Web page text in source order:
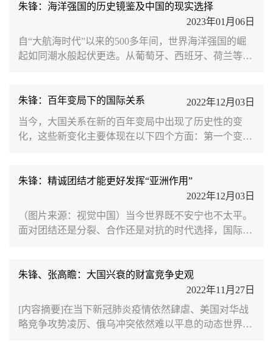
下特点。首先，乌克兰危机没有转移美国对中国的全方
位战略关注，美国继续锁定中国为其最大的“战略竞争
对手”，10月拜登政府发表的《美国国家安全战略》报
告和《美国国防战略》报告更是恫言中国是当今世界
朱锋：海洋强国的历史镜鉴及中国的现实选择
2023年01月06日
自“大航海时代”以来的500多年间，世界海洋强国的崛
起如同潮水般起伏更迭。从葡萄牙、西班牙、荷兰等早
起步和发展的历史，就是海洋经略和海洋扩张的历史，
更是经典的海洋强国兴衰起伏的历史。中国共产党第十
八次全国代表大会首次提出了海洋强国战略，建设海洋
强国首次成为中国特色社会主义事业的重要组成部分。
朱锋：百年变局下的国际关系
2022年12月03日
当今，大国关系在新的百年变局中出现了历史性的变
化，这些新变化主要体现在以下四个方面：第一个变化
的问题是：冲突更重要，还是合作更重要？尤其是随着
苏联解体，中美关系的合作性不断成长，全球化时代大
国关系的本质已经开始远离所谓的大国对抗。但如今，
过去经常定义大国关系最本质特征的“大国对抗”又在重
朱锋：精诚团结才能更好发挥“亚洲作用”
2022年12月03日
（图片来源：视觉中国）当今世界既不安宁也不太平。
面对团结还是分裂、合作还是对抗的时代选择，国际社
（G20）峰会、亚太经合组织（APEC）领导人非正式
会议等三场重要多边会议，让世界聚焦“亚洲时刻”。最
近两周，随着东盟峰会及东亚合作领导人系列会议、二
十国集团（G20）峰会以及亚太经合组织（APEC）领
朱锋、张高瞻：大国兴衰的财富竞争史观
2022年11月27日
[内容摘要]在当下新冠肺炎疫情依然肆虐、美国对华战
略竞争攻势凌厉、俄乌冲突依然难以平息的动态世界格